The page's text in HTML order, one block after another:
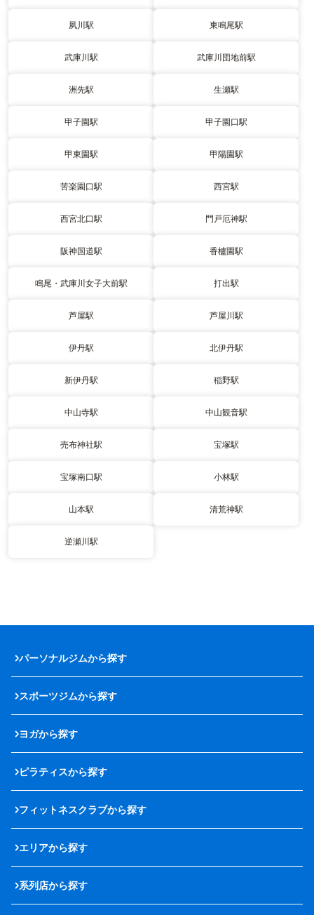
夙川駅 東鳴尾駅
武庫川駅 武庫川団地前駅
洲先駅 生瀬駅
甲子園駅 甲子園口駅
甲東園駅 甲陽園駅
苦楽園口駅 西宮駅
西宮北口駅 門戸厄神駅
阪神国道駅 香櫨園駅
鳴尾・武庫川女子大前駅 打出駅
芦屋駅 芦屋川駅
伊丹駅 北伊丹駅
新伊丹駅 稲野駅
中山寺駅 中山観音駅
売布神社駅 宝塚駅
宝塚南口駅 小林駅
山本駅 清荒神駅
逆瀬川駅
パーソナルジムから探す
スポーツジムから探す
ヨガから探す
ピラティスから探す
フィットネスクラブから探す
エリアから探す
系列店から探す